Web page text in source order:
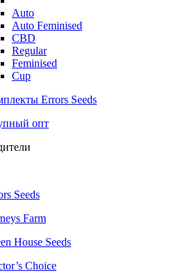
Auto
Auto Feminised
CBD
Regular
Feminised
Cup
Errors Seeds
опт
Seeds
Farm
House Seeds
Choice